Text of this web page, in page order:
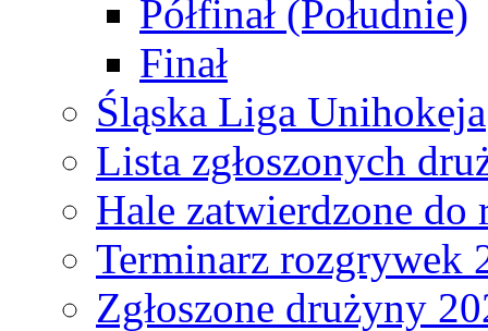
Półfinał (Południe)
Finał
Śląska Liga Unihokeja
Lista zgłoszonych
Hale zatwierdzone do
Terminarz rozgrywek
Zgłoszone drużyny